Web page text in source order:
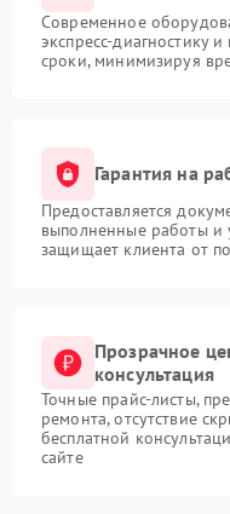
Современное
экспресс-диагностику
сроки, минимизируя
Гарантия на
Предоставляется
выполненные работы и
защищает клиента от
Прозрачное
консультация
Точные прайс-листы,
ремонта, отсутствие
бесплатной
сайте